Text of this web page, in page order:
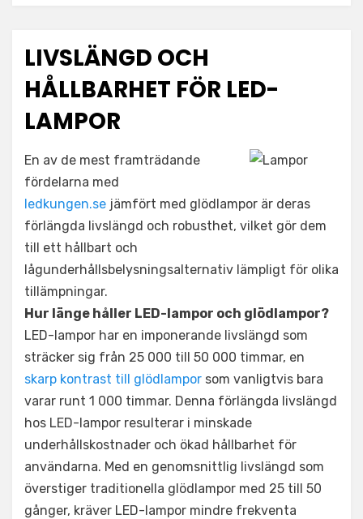
LIVSLÄNGD OCH
HÅLLBARHET FÖR LED-
LAMPOR
En av de mest framträdande
fördelarna med
ledkungen.se jämfört med glödlampor är deras
förlängda livslängd och robusthet, vilket gör dem
till ett hållbart och
lågunderhållsbelysningsalternativ lämpligt för olika
tillämpningar.
Hur länge håller LED-lampor och glödlampor?
LED-lampor har en imponerande livslängd som
sträcker sig från 25 000 till 50 000 timmar, en
skarp kontrast till glödlampor som vanligtvis bara
varar runt 1 000 timmar. Denna förlängda livslängd
hos LED-lampor resulterar i minskade
underhållskostnader och ökad hållbarhet för
användarna. Med en genomsnittlig livslängd som
överstiger traditionella glödlampor med 25 till 50
gånger, kräver LED-lampor mindre frekventa